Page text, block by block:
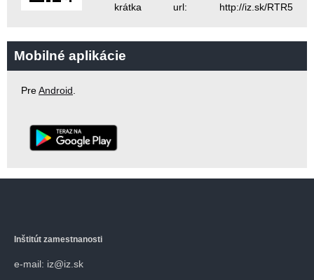
krátka url: http://iz.sk/RTR5
Mobilné aplikácie
PreAndroid
Inštitút zamestnanosti
e-mail: iz@iz.sk